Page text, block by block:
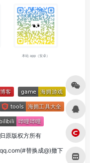
本站 app（安卓）
原版权方所有
替换成@)撤下